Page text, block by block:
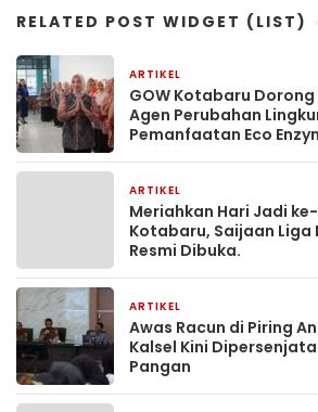
RELATED POST WIDGET (LIST)
ARTIKEL
GOW Kotabaru
Agen Perubahan
Pemanfaatan Eco
ARTIKEL
Meriahkan Hari Jadi
Kotabaru, Saijaan Liga
Resmi Dibuka.
ARTIKEL
Awas Racun di Piring
Kalsel Kini
Pangan